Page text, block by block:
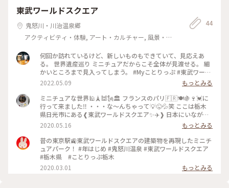
東武ワールドスクエア
鬼怒川・川治温泉郷
アクティビティ・体験, アート・カルチャー, 風景・景
44
何回か訪れているけど、新しいものもできていて、見応えあ
る。 世界遺産巡り ミニチュアだからこそ全体が見渡せる。 細
かいところまで見入ってしまう。 #Myことりっぷ #東武ワール
ドスクエア#世界遺産#文化遺産#ミニチュア#栃木#日光#鬼怒
川
2022.05.09
もっとみる
ミニチュアな世界🕌🗼🕍🗽🏛️ フランスのパリ🇫🇷🍽️🍇🍷💓に
行って来ました‼️ ・・・な～んちゃって💡😜💦笑 ここは栃木
県日光市にある❰東武ワールドスクエア✨✈️❱ 日本にいながら
にして世界のいろんな建造物や観光スポットがミニチュアサイ
ズで見る事ができます✨🗽 以前、家族旅行で行った時のお写真
📸ですが、このミニチュア感分かりますでしょうか？😂 下の
方にとってもとってもミニチュアな人が沢山いるのです
が・・・😏 分かりづらいかもです😓 いつか本当のフランス
🇫🇷に行きたいなぁ✨😌✨✈️🧳 #旅の思い出 #日光市 #東武ワー
ルドスクエア #ミニチュア
2020.05.16
もっとみる
昔の東京駅🚉東武ワールドスクエアの建築物を再現したミニチ
ュアパーク！ #年はじめ #鬼怒川温泉 #東武ワールドスクエア
#栃木県 #ことりっぷ栃木
2020.03.01
もっとみる